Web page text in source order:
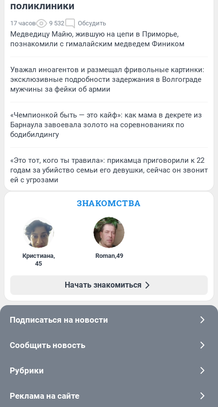
поликлиники
17 часов 9 532 Обсудить
Медведицу Майю, жившую на цепи в Приморье,
познакомили с гималайским медведем Фиником
Уважал иноагентов и размещал фривольные картинки:
эксклюзивные подробности задержания в Волгограде
мужчины за фейки об армии
«Чемпионкой быть — это кайф»: как мама в декрете из
Барнаула завоевала золото на соревнованиях по
бодибилдингу
«Это тот, кого ты травила»: прикамца приговорили к 22
годам за убийство семьи его девушки, сейчас он звонит
ей с угрозами
ЗНАКОМСТВА
Кристиана,
45
Roman,49
Начать знакомиться
Подписаться на новости
Сообщить новость
Рубрики
Реклама на сайте